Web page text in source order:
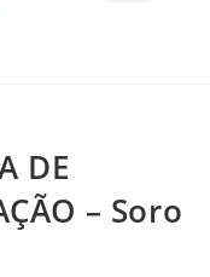
DE
– Soro